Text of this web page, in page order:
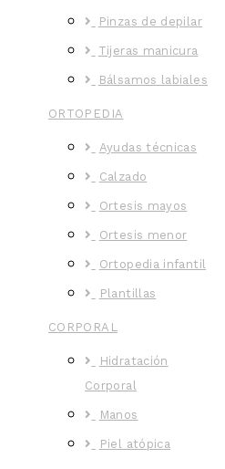
Pinzas de depilar
Tijeras manicura
Bálsamos labiales
ORTOPEDIA
Ayudas técnicas
Calzado
Ortesis mayos
Ortesis menor
Ortopedia infantil
Plantillas
CORPORAL
Hidratación
Corporal
Manos
Piel atópica